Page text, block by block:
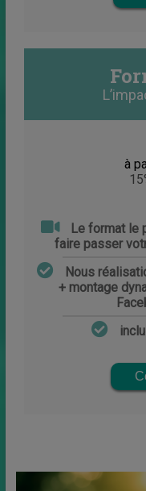
à
Le format le
faire passer
Nous
+ montage